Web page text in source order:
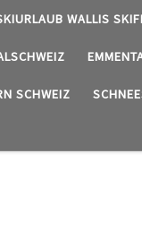
WALLIS
SCHWEIZ